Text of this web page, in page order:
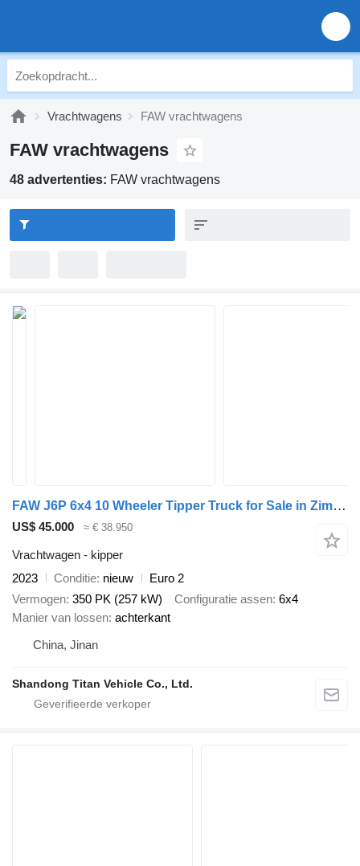
Vrachtwagens FAW vrachtwagens
FAW vrachtwagens
48 advertenties: FAW vrachtwagens
FAW J6P 6x4 10 Wheeler Tipper Truck for Sale in Zimbabwe -F
US$ 45.000 ≈ € 38.950
Vrachtwagen - kipper
2023
Conditie nieuw
Euro 2
Vermogen 350 PK (257 kW) Configuratie assen 6x4
Manier van lossen achterkant
China, Jinan
Shandong Titan Vehicle Co., Ltd.